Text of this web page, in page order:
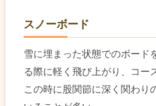
スノーボード
雪に埋まった状態でのボード
る際に軽く飛び上がり、コー
この時に股関節に深く関わり